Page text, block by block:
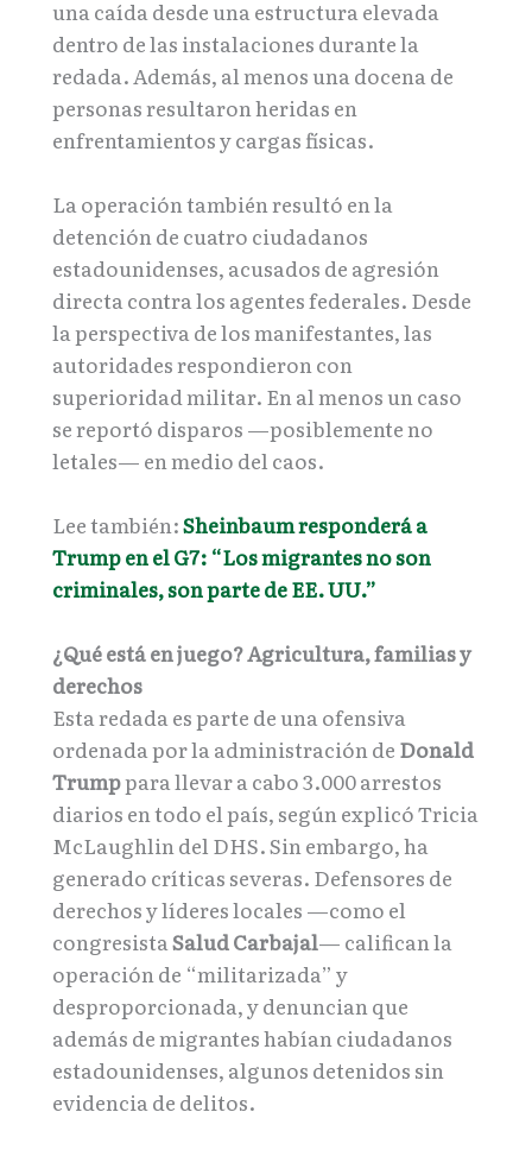
una caída desde una estructura elevada
dentro de las instalaciones durante la
redada. Además, al menos una docena de
personas resultaron heridas en
enfrentamientos y cargas físicas.
La operación también resultó en la
detención de cuatro ciudadanos
estadounidenses, acusados de agresión
directa contra los agentes federales. Desde
la perspectiva de los manifestantes, las
autoridades respondieron con
superioridad militar. En al menos un caso
se reportó disparos —posiblemente no
letales— en medio del caos.
Lee también:Sheinbaum responderá a
Trump en el G7: “Los migrantes no son
criminales, son parte de EE. UU.”
¿Qué está en juego? Agricultura, familias y
derechos
Esta redada es parte de una ofensiva
ordenada por la administración de Donald
Trumppara llevar a cabo 3.000 arrestos
diarios en todo el país, según explicó Tricia
McLaughlin del DHS. Sin embargo, ha
generado críticas severas. Defensores de
derechos y líderes locales —como el
congresistaSalud Carbajal— califican la
operación de “militarizada” y
desproporcionada, y denuncian que
además de migrantes habían ciudadanos
estadounidenses, algunos detenidos sin
evidencia de delitos.